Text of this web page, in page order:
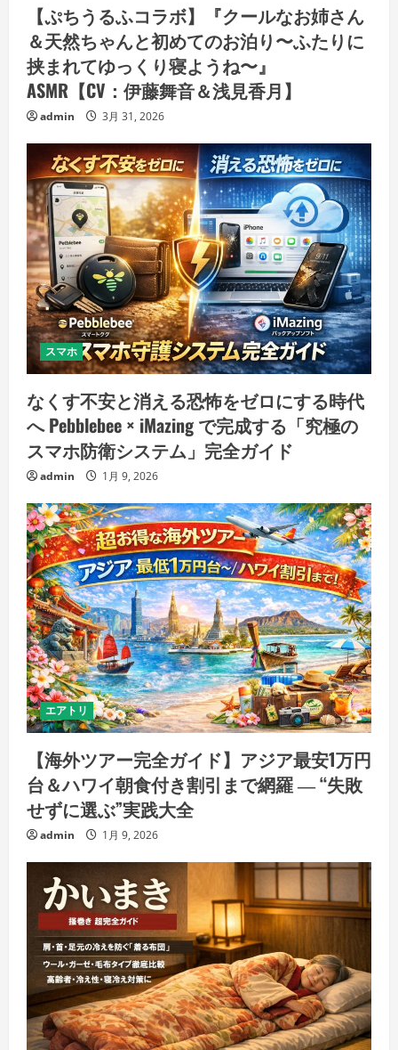
【ぷちうるふコラボ】『クールなお姉さん
＆天然ちゃんと初めてのお泊り〜ふたりに
挟まれてゆっくり寝ようね〜』
ASMR【CV：伊藤舞音＆浅見香月】
admin 3月 31, 2026
スマホ
なくす不安と消える恐怖をゼロにする時代
へ Pebblebee × iMazing で完成する「究極の
スマホ防衛システム」完全ガイド
admin 1月 9, 2026
エアトリ
【海外ツアー完全ガイド】アジア最安1万円
台＆ハワイ朝食付き割引まで網羅 ― “失敗
せずに選ぶ”実践大全
admin 1月 9, 2026